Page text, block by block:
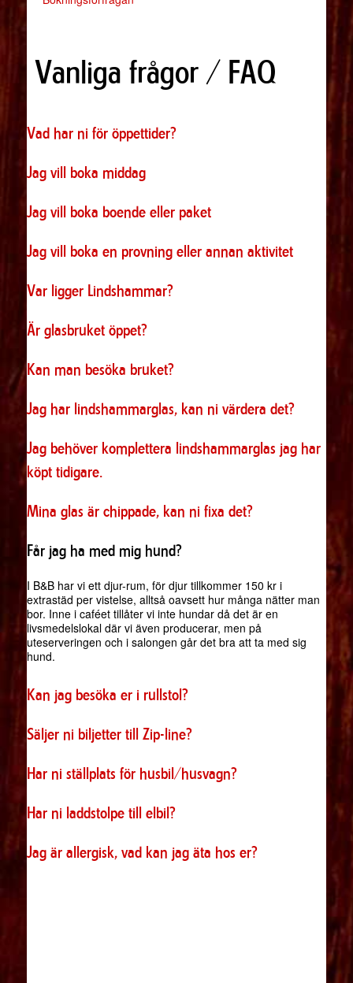
Vanliga frågor / FAQ
Vad har ni för öppettider?
Jag vill boka middag
Jag vill boka boende eller paket
Jag vill boka en provning eller annan aktivitet
Var ligger Lindshammar?
Är glasbruket öppet?
Kan man besöka bruket?
Jag har lindshammarglas, kan ni värdera det?
Jag behöver komplettera lindshammarglas jag har
köpt tidigare.
Mina glas är chippade, kan ni fixa det?
Får jag ha med mig hund?
I B&B har vi ett djur-rum, för djur tillkommer 150 kr i
extrastäd per vistelse, alltså oavsett hur många nätter man
bor. Inne i caféet tillåter vi inte hundar då det är en
livsmedelslokal där vi även producerar, men på
uteserveringen och i salongen går det bra att ta med sig
hund.
Kan jag besöka er i rullstol?
Säljer ni biljetter till Zip-line?
Har ni ställplats för husbil/husvagn?
Har ni laddstolpe till elbil?
Jag är allergisk, vad kan jag äta hos er?